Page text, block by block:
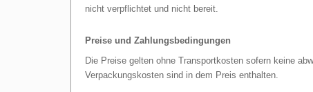
nicht verpflichtet und nicht bereit.
Preise und Zahlungsbedingungen
Die Preise gelten ohne Transportkosten sofern keine
Verpackungskosten sind in dem Preis enthalten.